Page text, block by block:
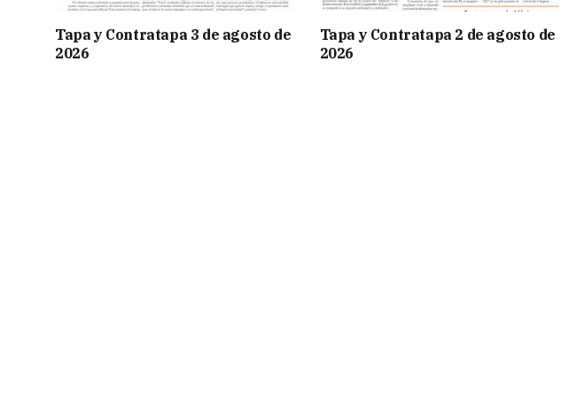
Tapa y Contratapa 3 de agosto de
2026
Tapa y Contratapa 2 de agosto de
2026